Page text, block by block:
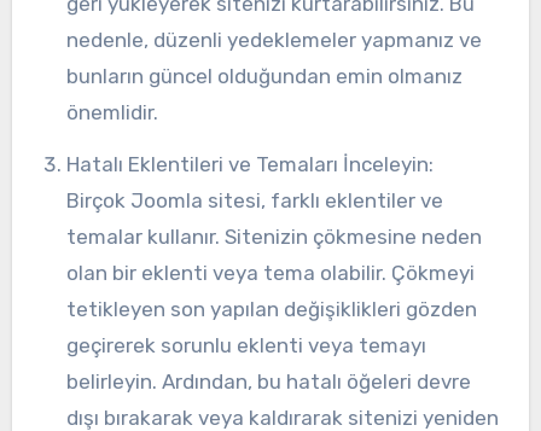
nedenle, düzenli yedeklemeler yapmanız ve
bunların güncel olduğundan emin olmanız
önemlidir.
Hatalı Eklentileri ve Temaları İnceleyin:
Birçok Joomla sitesi, farklı eklentiler ve
temalar kullanır. Sitenizin çökmesine neden
olan bir eklenti veya tema olabilir. Çökmeyi
tetikleyen son yapılan değişiklikleri gözden
geçirerek sorunlu eklenti veya temayı
belirleyin. Ardından, bu hatalı öğeleri devre
dışı bırakarak veya kaldırarak sitenizi yeniden